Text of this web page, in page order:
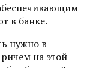
в банке.
нужно в
на этой